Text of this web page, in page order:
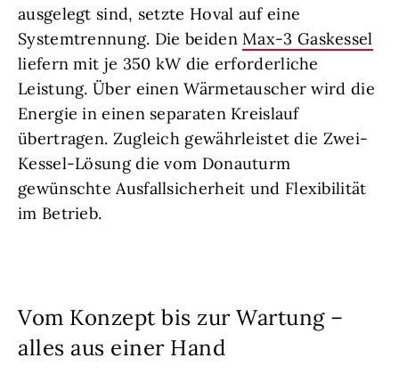
ausgelegt sind, setzte Hoval auf eine
Systemtrennung. Die beidenMax-3 Gaskessel
liefern mit je 350 kW die erforderliche
Leistung. Über einen Wärmetauscher wird die
Energie in einen separaten Kreislauf
übertragen. Zugleich gewährleistet die Zwei-
Kessel-Lösung die vom Donauturm
gewünschte Ausfallsicherheit und Flexibilität
im Betrieb.
Vom Konzept bis zur Wartung –
alles aus einer Hand